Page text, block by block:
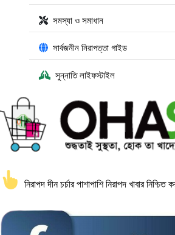
সমস্যা ও সমাধান
সার্বজনীন নিরাপত্তা গাইড
সুন্নাতি লাইফস্টাইল
নিরাপদ দীন চর্চার পাশাপাশি নিরাপদ খাবার